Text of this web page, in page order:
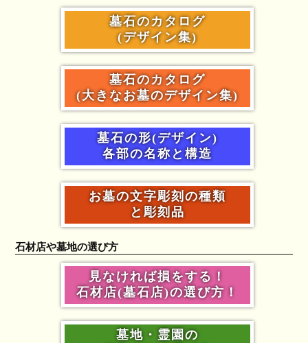
墓石のカタログ
(デザイン集)
墓石のカタログ
(大きなお墓のデザイン集)
墓石の形(デザイン)
各部の名称と構造
お墓の文字彫刻の種類
と彫刻品
石材店や墓地の選び方
見なければ損をする！
石材店(墓石店)の選び方！
墓地・霊園の